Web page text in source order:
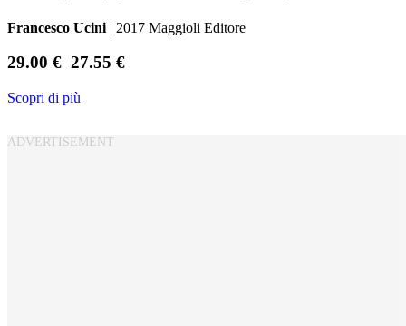
Francesco Ucini | 2017 Maggioli Editore
29.00 € 27.55 €
Scopri di più